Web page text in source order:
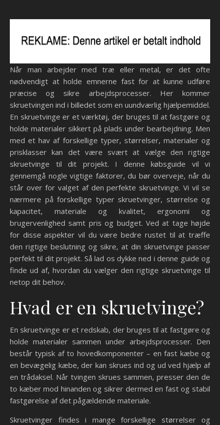
Når man arbejder med træ eller metal, er det ofte
nødvendigt at holde emnerne fast for at kunne udføre
præcise og sikre arbejdsprocesser. Her kommer
skruetvingen ind i billedet som en uundværlig hjælpemiddel.
En skruetvinge er et værktøj, der bruges til at fastgøre og
holde materialer sikkert på plads under bearbejdning. Men
med et hav af forskellige typer, størrelser, materialer og
prisklasser kan det være svært at vælge den rigtige
skruetvinge til dit projekt. I denne købsguide vil vi
gennemgå nogle vigtige faktorer, du bør overveje, når du
står over for valget af den perfekte skruetvinge. Vi vil se
nærmere på forskellige typer skruetvinger, størrelse og
kapacitet, materiale og kvalitet, ergonomi og
brugervenlighed samt pris og budget. Ved at tage højde
for disse aspekter vil du være bedre rustet til at træffe
den rigtige beslutning og sikre, at din skruetvinge passer
perfekt til dit projekt. Så lad os dykke ned i denne guide og
finde ud af, hvordan du vælger den rigtige skruetvinge til
netop dit behov.
Hvad er en skruetvinge?
En skruetvinge er et redskab, der bruges til at fastgøre og
holde materialer sammen under arbejdsprocesser. Den
består typisk af to hovedkomponenter – en fast kæbe og
en bevægelig kæbe, der kan skrues ind og ud ved hjælp af
en trådaksel. Når tvingen skrues sammen, presser den de
to kæber mod hinanden og sikrer dermed en fast og stabil
fastgørelse af det pågældende materiale.
Skruetvinger findes i mange forskellige størrelser og